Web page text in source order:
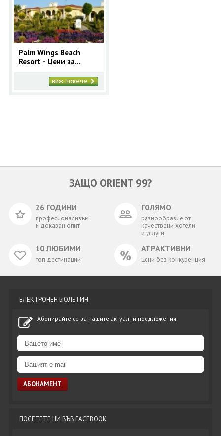
ЗА НАС
ФИРМЕНИ ДОКУМЕНТИ
0700 144 34
Palm Wings Beach
Resort - Цени за
виж повече
ЗАЩО ORIENT 99?
26 ГОДИНИ
професионализъм
и доказан опит
ГОЛЯМО
разнообразие от
качествени хотели
и услуги
10 ЛЮБИМИ
топ дестинации
АТРАКТИВНИ
цени без конкуренция
ЕЛЕКТРОНЕН БЮЛЕТИН
Абонирайте се за нашите актуални предложения
ПОСЕТЕТЕ НИ ВЪВ FACEBOOK